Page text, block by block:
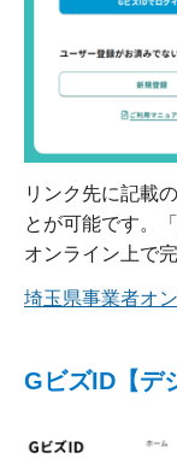
リンク先に記載
とが可能です。
オンライン上で
埼玉県事業者オ
GビズID【デ